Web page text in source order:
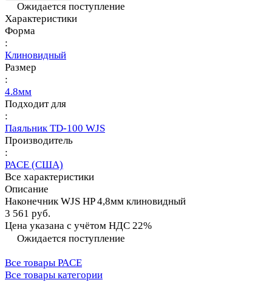
Ожидается поступление
Характеристики
Форма
:
Клиновидный
Размер
:
4.8мм
Подходит для
:
Паяльник TD-100 WJS
Производитель
:
PACE (США)
Все характеристики
Описание
Наконечник WJS HP 4,8мм клиновидный
3 561 руб.
Цена указана с учётом НДС 22%
Ожидается поступление
Все товары PACE
Все товары категории